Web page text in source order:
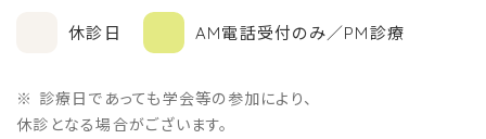
休診日 AM電話受付のみ／PM診療
診療日であっても学会等の参加により、
休診となる場合がございます。